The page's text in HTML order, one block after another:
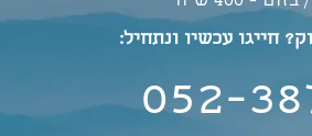
חייגו עכשיו ונתחיל:
052-